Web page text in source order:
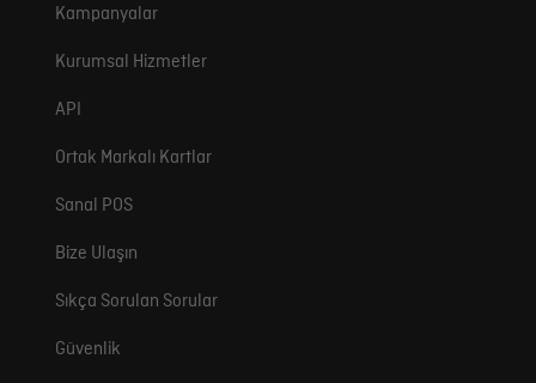
Kampanyalar
Kurumsal Hizmetler
API
Ortak Markalı Kartlar
Sanal POS
Bize Ulaşın
Sıkça Sorulan Sorular
Güvenlik